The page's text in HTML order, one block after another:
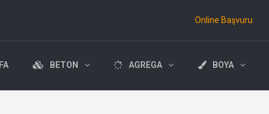
Online Başvuru
BETON AGREGA BOYA